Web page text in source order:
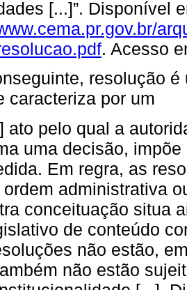
[...]”. Disponível
. Acesso
resolução
caracteriza por um
ato pelo qual a
uma decisão,
Em regra, as
ordem administrativa
conceituação situa
de conteúdo
não estão,
não estão